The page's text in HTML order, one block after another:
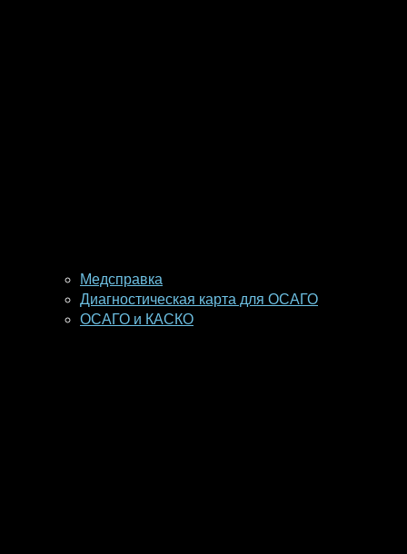
Медсправка
Диагностическая карта для ОСАГО
ОСАГО и КАСКО